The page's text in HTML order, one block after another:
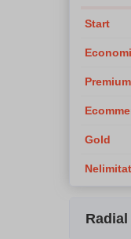
Start
Premium
Gold
Nelimitat